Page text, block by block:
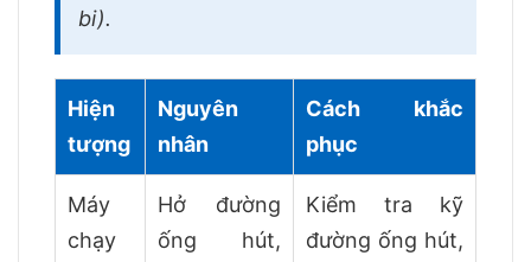
bi).
Hiện
tượng
Nguyên
nhân
Cách khắc
phục
Máy
chạy
Hở đường
ống hút,
Kiểm tra kỹ
đường ống hút,